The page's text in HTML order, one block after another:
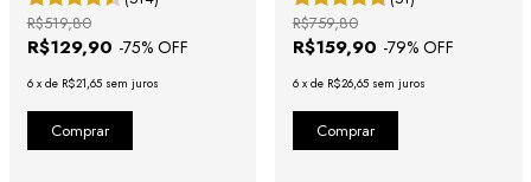
R$129,90 -75% OFF
R$519,80
6 x de R$21,65 sem juros
R$159,90 -79% OFF
R$759,80
6 x de R$26,65 sem juros